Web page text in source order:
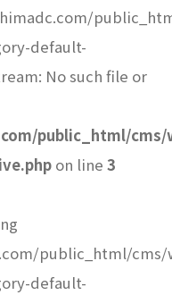
default-
No such file or
public_html/cms/
on line 3
public_html/cms/
default-